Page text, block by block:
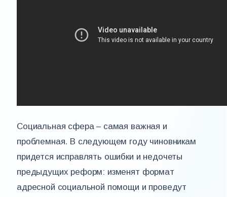
Социальная сфера – самая важная и
проблемная. В следующем году чиновникам
придется исправлять ошибки и недочеты
предыдущих реформ: изменят формат
адресной социальной помощи и проведут